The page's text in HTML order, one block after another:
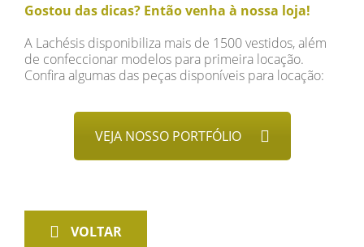
Gostou das dicas? Então venha à nossa loja!
A Lachésis disponibiliza mais de 1500 vestidos, além
de confeccionar modelos para primeira locação.
Confira algumas das peças disponíveis para locação:
VEJA NOSSO PORTFÓLIO
VOLTAR